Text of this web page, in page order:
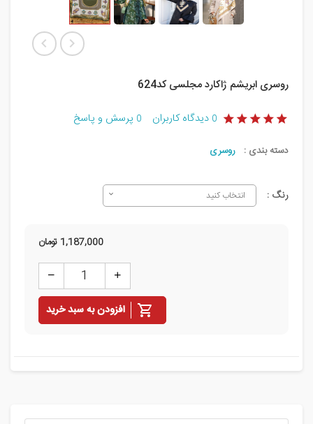
روسری ابریشم ژاکارد مجلسی کد624
0 دیدگاه کاربران 0 پرسش و پاسخ
دسته بندی : روسری
رنگ : انتخاب کنید
1,187,000 تومان
افزودن به سبد خرید